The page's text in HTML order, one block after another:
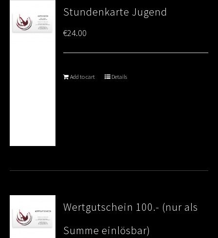
Stundenkarte Jugend
€24.00
Add to cart Details
Wertgutschein 100.- (nur als
Summe einlösbar)